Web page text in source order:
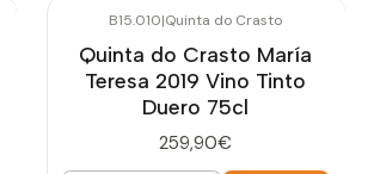
B15.010|Quinta do Crasto
Quinta do Crasto María
Teresa 2019 Vino Tinto
Duero 75cl
259,90€